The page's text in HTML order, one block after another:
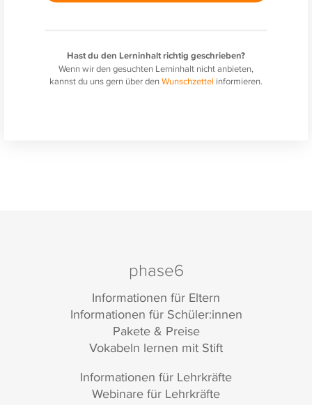
Hast du den Lerninhalt richtig geschrieben?
Wenn wir den gesuchten Lerninhalt nicht anbieten,
kannst du uns gern über denWunschzettel informieren.
phase6
Informationen für Eltern
Informationen für Schüler:innen
Pakete & Preise
Vokabeln lernen mit Stift
Informationen für Lehrkräfte
Webinare für Lehrkräfte